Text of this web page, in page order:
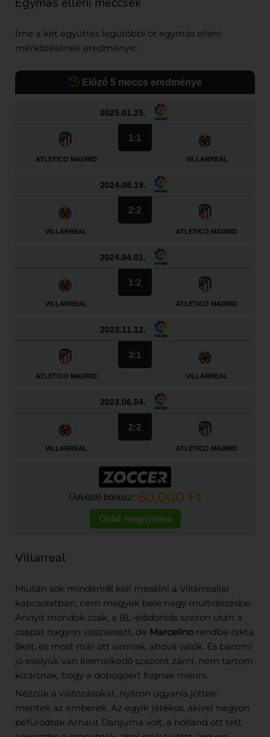
Íme a két együttes legutóbbi öt egymás elleni
mérkőzésének eredménye:
Előző 5 meccs eredménye
2025.01.25.
ATLETICO MADRID
1:1
VILLARREAL
2024.08.19.
VILLARREAL
2:2
ATLETICO MADRID
2024.04.01.
VILLARREAL
1:2
ATLETICO MADRID
2023.11.12.
ATLETICO MADRID
3:1
VILLARREAL
2023.06.04.
VILLARREAL
2:2
ATLETICO MADRID
Üdvözlő bónusz: 60,000 Ft
Oldal megnyitása
Villarreal
Miután sok mindenről kell mesélni a Villarreallal
kapcsolatban, nem megyek bele nagy múltidézésbe.
Annyit mondok csak, a BL-elődöntős szezon után a
csapat nagyon visszaesett, de Marcelino rendbe rakta
őket, és most már ott vannak, ahová valók. És baromi
jó esélyük van kiemelkedő szezont zárni, nem tartom
kizártnak, hogy a dobogóért fognak menni.
Nézzük a változásokat, nyáron ugyanis jöttek-
mentek az emberek. Az egyik játékos, akivel nagyon
befürödtek Arnaut Danjuma volt, a holland ott tett